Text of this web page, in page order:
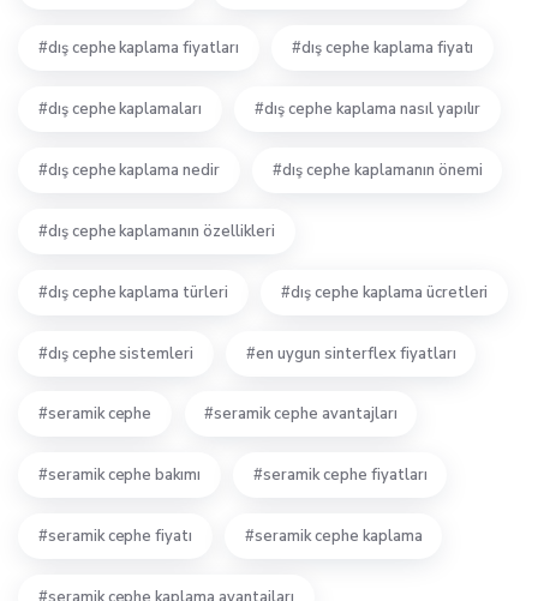
dış cephe kaplama fiyatları dış cephe kaplama fiyatı
dış cephe kaplamaları dış cephe kaplama nasıl yapılır
dış cephe kaplama nedir dış cephe kaplamanın önemi
dış cephe kaplamanın özellikleri
dış cephe kaplama türleri dış cephe kaplama ücretleri
dış cephe sistemleri en uygun sinterflex fiyatları
seramik cephe seramik cephe avantajları
seramik cephe bakımı seramik cephe fiyatları
seramik cephe fiyatı seramik cephe kaplama